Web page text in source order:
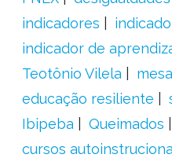
indicadores
indicador de
Teotônio Vilela
educação resiliente
Ibipeba
Queimados
cursos